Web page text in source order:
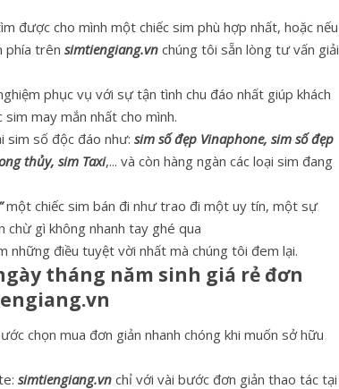
được cho mình một chiếc sim phù hợp nhất, hoặc nếu
phía trên simtiengiang.vn chúng tôi sẵn lòng tư vấn giải
phục vụ với sự tận tình chu đáo nhất giúp khách
may mắn nhất cho mình.
sim số độc đáo như: sim số đẹp Vinaphone, sim số đẹp
thủy, sim Taxi,... và còn hàng ngàn các loại sim đang
một chiếc sim bán đi như trao đi một uy tín, một sự
chừ gì không nhanh tay ghé qua
những điều tuyệt vời nhất mà chúng tôi đem lại.
tháng năm sinh giá rẻ đơn
chọn mua đơn giản nhanh chóng khi muốn sở hữu
simtiengiang.vn chỉ với vài bước đơn giản thao tác tại